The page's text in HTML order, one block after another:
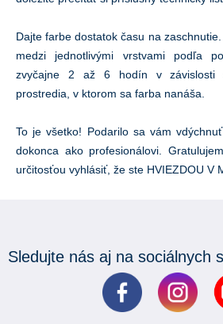
Dajte farbe dostatok času na
medzi jednotlivými vrstvami podľa
zvyčajne 2 až 6 hodín v závislosti
prostredia, v ktorom sa farba nanáša.
To je všetko! Podarilo sa vám
dokonca ako profesionálovi.
určitosťou vyhlásiť, že ste HVIEZDOU V
Sledujte nás aj na sociálnych